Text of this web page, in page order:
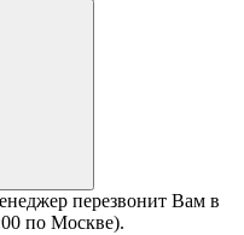
перезвонит Вам в
по Москве).